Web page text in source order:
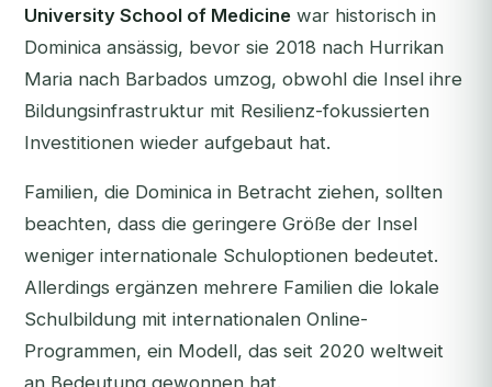
University School of Medicine war historisch in
Dominica ansässig, bevor sie 2018 nach Hurrikan
Maria nach Barbados umzog, obwohl die Insel ihre
Bildungsinfrastruktur mit Resilienz-fokussierten
Investitionen wieder aufgebaut hat.
Familien, die Dominica in Betracht ziehen, sollten
beachten, dass die geringere Größe der Insel
weniger internationale Schuloptionen bedeutet.
Allerdings ergänzen mehrere Familien die lokale
Schulbildung mit internationalen Online-
Programmen, ein Modell, das seit 2020 weltweit
an Bedeutung gewonnen hat.